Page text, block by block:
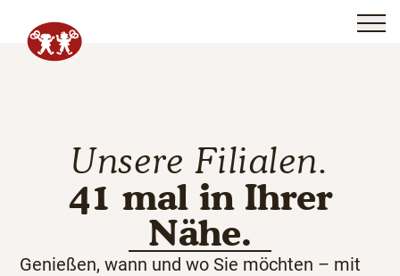
Unsere Filialen.
41 mal in Ihrer
Nähe.
Genießen, wann und wo Sie möchten – mit